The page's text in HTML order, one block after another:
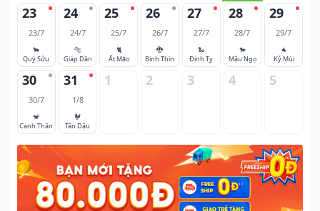
23
23/7
🐂
Quý Sửu
24
24/7
🐅
Giáp Dần
25
25/7
🐈
Ất Mão
26
26/7
🐉
Bính Thìn
27
27/7
🐍
Đinh Tỵ
28
28/7
🐎
Mậu Ngọ
29
29/7
🐐
Kỷ Mùi
30
30/7
🐒
Canh Thân
31
1/8
🐓
Tân Dậu
1 2 3 4 5